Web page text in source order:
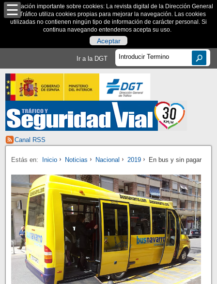
Información importante sobre cookies: La revista digital de la Dirección General
de Tráfico utiliza cookies propias para mejorar la navegación. Las cookies
utilizadas no contienen ningún tipo de información de carácter personal. Si
continua navegando entendemos acepta su uso.
Aceptar
Ir a la DGT
Canal RSS
Estás en: Inicio Noticias Nacional 2019 En bus y sin pagar